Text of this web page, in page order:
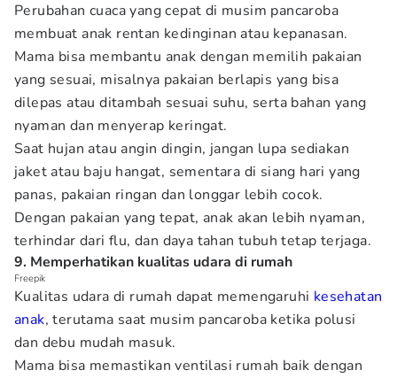
Perubahan cuaca yang cepat di musim pancaroba
membuat anak rentan kedinginan atau kepanasan.
Mama bisa membantu anak dengan memilih pakaian
yang sesuai, misalnya pakaian berlapis yang bisa
dilepas atau ditambah sesuai suhu, serta bahan yang
nyaman dan menyerap keringat.
Saat hujan atau angin dingin, jangan lupa sediakan
jaket atau baju hangat, sementara di siang hari yang
panas, pakaian ringan dan longgar lebih cocok.
Dengan pakaian yang tepat, anak akan lebih nyaman,
terhindar dari flu, dan daya tahan tubuh tetap terjaga.
9. Memperhatikan kualitas udara di rumah
Freepik
Kualitas udara di rumah dapat memengaruhi kesehatan
anak, terutama saat musim pancaroba ketika polusi
dan debu mudah masuk.
Mama bisa memastikan ventilasi rumah baik dengan